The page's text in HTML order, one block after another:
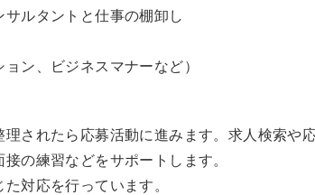
ルタントと仕事の棚卸し
ン、ビジネスマナーなど）
されたら応募活動に進みます。求人検索や
の練習などをサポートします。
対応を行っています。